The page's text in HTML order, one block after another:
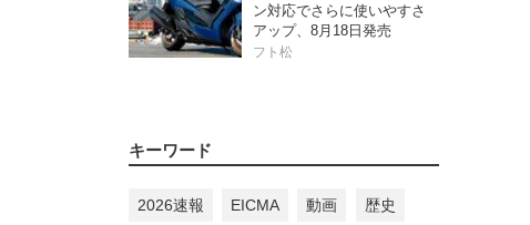
ン対応でさらに使いやすさ
アップ、8月18日発売
フト松
キーワード
2026速報 EICMA 動画 歴史